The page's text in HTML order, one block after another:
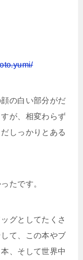
の白い部分がだ
が、相変わらず
しっかりとある
たです。
グとしてたくさ
て、この本やブ
、そして世界中